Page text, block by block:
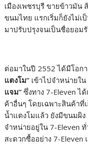
เมืองเพชรบุรี ขายข้าวมัน
ขนมไทย แรกเริ่มก็ยังไม่เ
มาปรับปรุงจนเป็นชื่อยอม
ต่อมาในปี 2552 ได้มีโอ
แตงโม” เข้าไปจำหน่ายใ
แจม” ซึ่งทาง 7-Eleven ไ
ค้าอื่นๆ โดยเฉพาะสินค้า
น้ำแตงโมแล้ว ยังมีขนมผิ
จำหน่ายอยู่ใน 7-Eleven
สะดวกซื้ออย่าง 7-